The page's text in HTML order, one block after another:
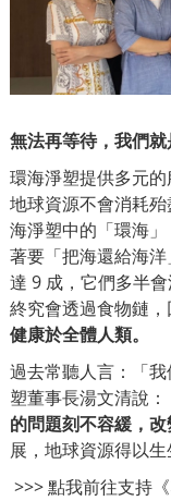
無法再等待，我們
環海淨塑提供多元
地球資源不會消耗殆
海淨塑中的「環海
著要「把海還給海
達 9 成 ，它們多半
終究會透過食物鏈，
健康於全體人類。
過去常聽人言：「
塑董事長湯文清說：
的問題刻不容緩，改
展，地球資源得以生
>>>點我前往支持